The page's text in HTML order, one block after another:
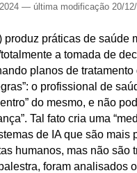
— última modificação 20/
práticas de
a tomada de
planos de
o profissional de
do mesmo, e não
Tal fato cria uma
de IA que são
humanos, mas não são
foram analisados